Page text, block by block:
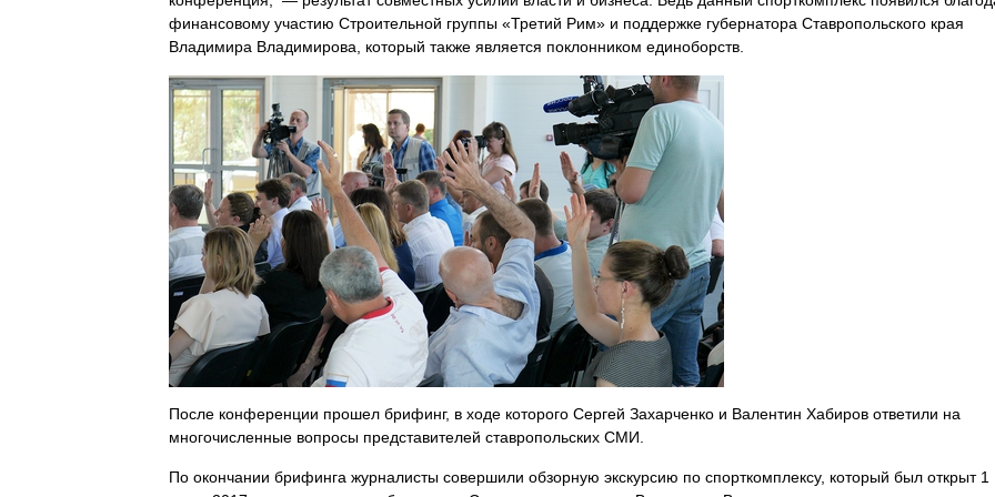
финансовому участию Строительной группы «Третий Рим» и поддержке губернатора Ставропольского края
Владимира Владимирова, который также является поклонником единоборств.
После конференции прошел брифинг, в ходе которого Сергей Захарченко и Валентин Хабиров ответили на
многочисленные вопросы представителей ставропольских СМИ.
По окончании брифинга журналисты совершили обзорную экскурсию по спорткомплексу, который был открыт 1